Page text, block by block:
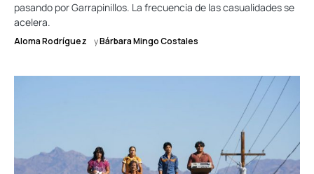
pasando por Garrapinillos. La frecuencia de las casualidades se
acelera.
Aloma Rodríguez yBárbara Mingo Costales